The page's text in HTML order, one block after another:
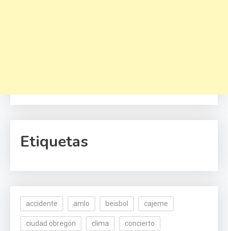
Etiquetas
accidente amlo beisbol cajeme
ciudad obregón clima concierto